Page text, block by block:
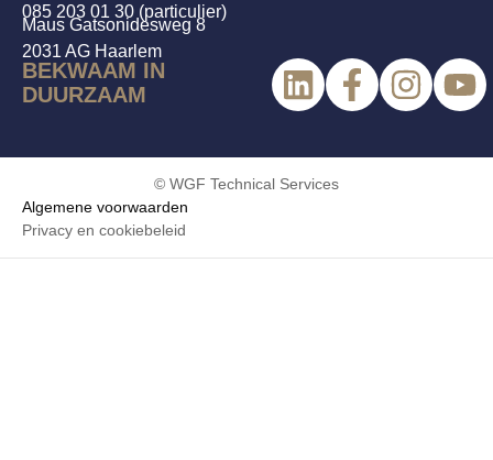
085 203 01 30 (particulier)
Maus Gatsonidesweg 8
2031 AG Haarlem
BEKWAAM IN
DUURZAAM
© WGF Technical Services
Algemene voorwaarden
Privacy en cookiebeleid